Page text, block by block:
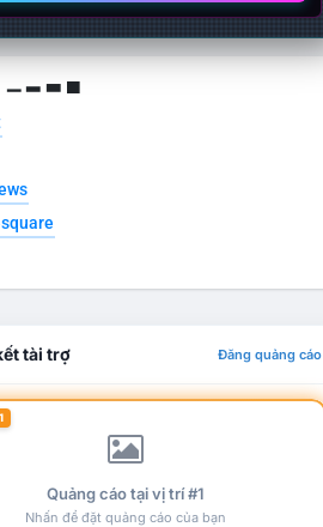
▁ ▂ ▃ ▄
tài trợ Đăng quảng cáo
Quảng cáo tại vị trí #1
Nhấn để đặt quảng cáo của bạn